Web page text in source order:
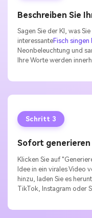
Beschreiben Sie
Sagen Sie der KI, was
interessanteFisch singen
Neonbeleuchtung und
Ihre Worte werden
Schritt 3
Sofort
Klicken Sie auf
Idee in ein virales Video
hinzu, laden Sie es
TikTok, Instagram oder